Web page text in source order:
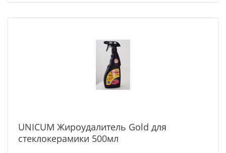
UNICUM Жироудалитель Gold для
стеклокерамики 500мл